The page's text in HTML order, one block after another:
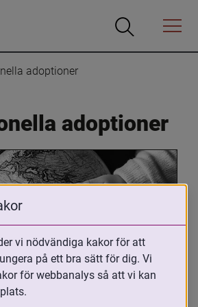
Öppna
Öppna
Menyn
adoptioner
adoptioner
är adopterad,
eller arbetar med
vi nödvändiga kakor för att
på ett bra sätt för dig. Vi
för webbanalys så att vi kan